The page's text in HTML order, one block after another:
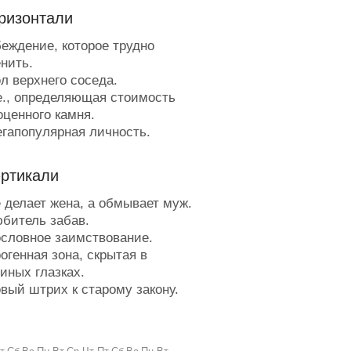
которое трудно
верхнего соседа.
определяющая стоимость
камня.
личность.
"да".
щипковый инструмент сам
не переносит.
него нужно плыть против
с частью, в которую
поплакаться.
делает жена, а обмывает муж.
забав.
заимствование.
зона, скрытая в
глазках.
штрих к старому закону.